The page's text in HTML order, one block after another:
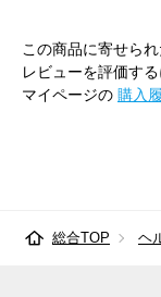
この商品に寄せら
レビューを評価す
マイページの 購入
総合TOP ヘ